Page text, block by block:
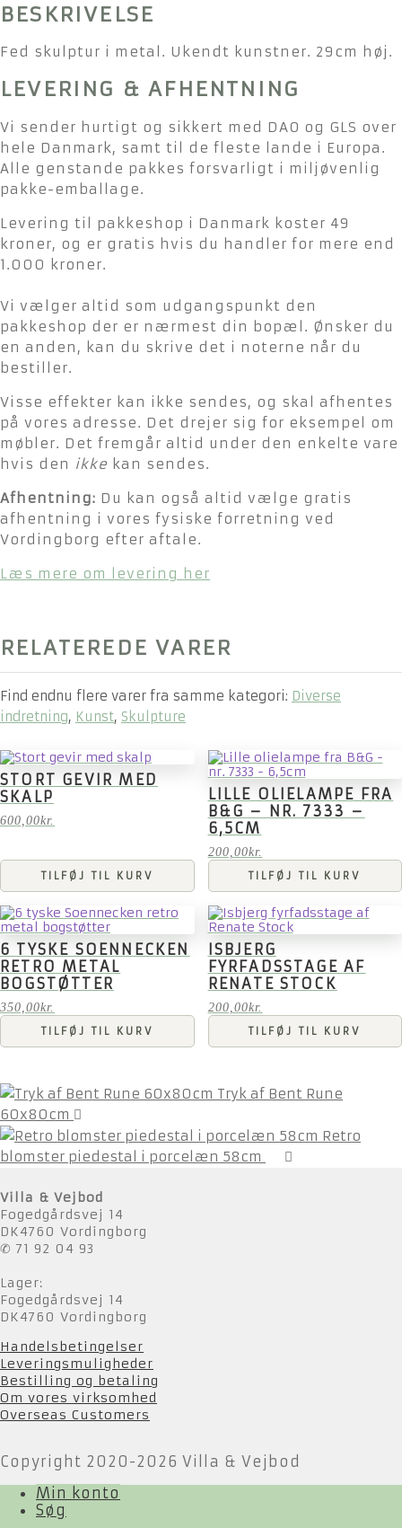
BESKRIVELSE
Fed skulptur i metal. Ukendt kunstner. 29cm høj.
LEVERING & AFHENTNING
Vi sender hurtigt og sikkert med DAO og GLS over
hele Danmark, samt til de fleste lande i Europa.
Alle genstande pakkes forsvarligt i miljøvenlig
pakke-emballage.
Levering til pakkeshop i Danmark koster 49
kroner, og er gratis hvis du handler for mere end
1.000 kroner.
Vi vælger altid som udgangspunkt den
pakkeshop der er nærmest din bopæl. Ønsker du
en anden, kan du skrive det i noterne når du
bestiller.
Visse effekter kan ikke sendes, og skal afhentes
på vores adresse. Det drejer sig for eksempel om
møbler. Det fremgår altid under den enkelte vare
hvis den ikke kan sendes.
Afhentning: Du kan også altid vælge gratis
afhentning i vores fysiske forretning ved
Vordingborg efter aftale.
Læs mere om levering her
RELATEREDE VARER
Find endnu flere varer fra samme kategori: Diverse
indretning, Kunst, Skulpture
STORT GEVIR MED
SKALP
600,00kr.
TILFØJ TIL KURV
LILLE OLIELAMPE FRA
B&G – NR. 7333 –
6,5CM
200,00kr.
TILFØJ TIL KURV
6 TYSKE SOENNECKEN
RETRO METAL
BOGSTØTTER
350,00kr.
TILFØJ TIL KURV
ISBJERG
FYRFADSSTAGE AF
RENATE STOCK
200,00kr.
TILFØJ TIL KURV
Tryk af Bent Rune
60x80cm
Retro
blomster piedestal i porcelæn 58cm
Villa & Vejbod
Fogedgårdsvej 14
DK4760 Vordingborg
✆ 71 92 04 93
Lager:
Fogedgårdsvej 14
DK4760 Vordingborg
Handelsbetingelser
Leveringsmuligheder
Bestilling og betaling
Om vores virksomhed
Overseas Customers
Copyright 2020-2026 Villa & Vejbod
Min konto
Søg